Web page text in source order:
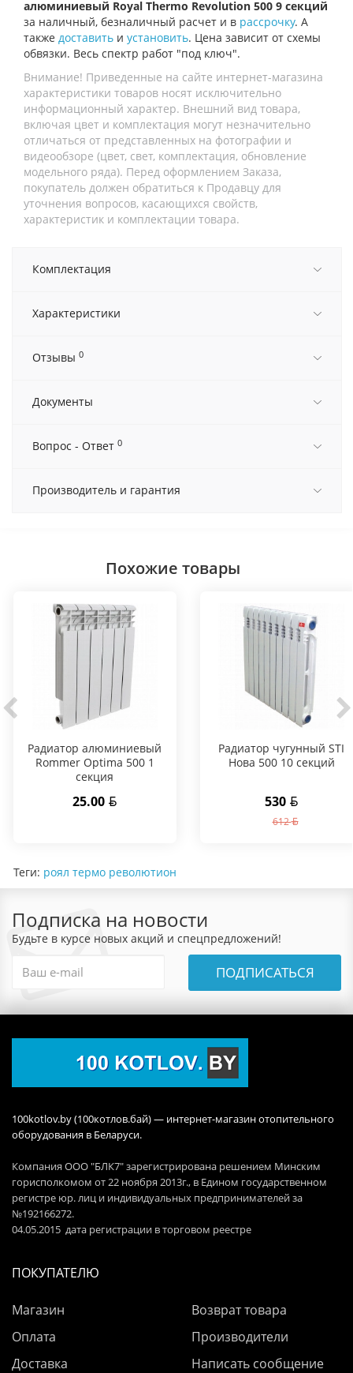
алюминиевый Royal Thermo Revolution 500 9 секций
за наличный, безналичный расчет и в рассрочку. А
также доставить и установить. Цена зависит от схемы
обвязки. Весь спектр работ "под ключ".
Внимание! Приведенные на сайте интернет-магазина
характеристики товаров носят исключительно
информационный характер. Внешний вид товара,
включая цвет и комплектация могут незначительно
отличаться от представленных на фотографии и
видеообзоре (цвет, свет, комплектация, обновление
модельного ряда). Перед оформлением Заказа,
покупатель должен обратиться к Продавцу для
уточнения вопросов, касающихся свойств,
характеристик и комплектации товара.
Комплектация
Характеристики
Отзывы 0
Документы
Вопрос - Ответ 0
Производитель и гарантия
Похожие товары
Радиатор алюминиевый
Rommer Optima 500 1
секция
25.00
Радиатор чугунный STI
Нова 500 10 секций
530
612
Теги: роял термо револютион
Подписка на новости
Будьте в курсе новых акций и спецпредложений!
ПОДПИСАТЬСЯ
100kotlov.by (100котлов.бай) — интернет-магазин отопительного
оборудования в Беларуси.
Компания ООО "БЛК7" зарегистрирована решением Минским
горисполкомом от 22 ноября 2013г., в Едином государственном
регистре юр. лиц и индивидуальных предпринимателей за
№192166272.
04.05.2015 дата регистрации в торговом реестре
ПОКУПАТЕЛЮ
Магазин
Оплата
Доставка
Возврат товара
Производители
Написать сообщение